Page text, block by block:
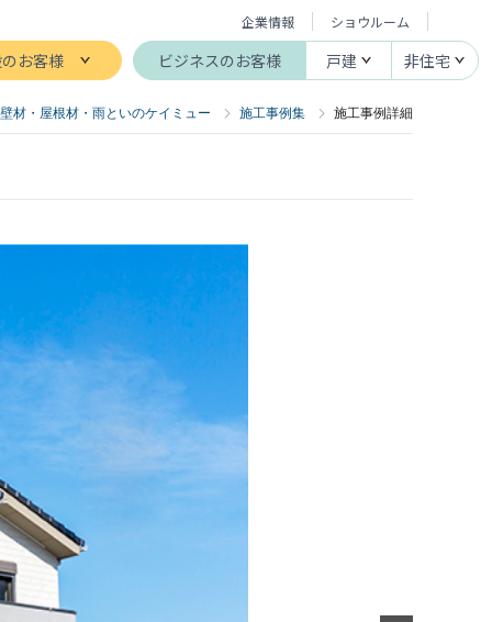
企業情報 ショウルーム
お客様 ビジネスのお客様 戸建 非住宅
材・屋根材・雨といのケイミュー 施工事例集 施工事例詳細